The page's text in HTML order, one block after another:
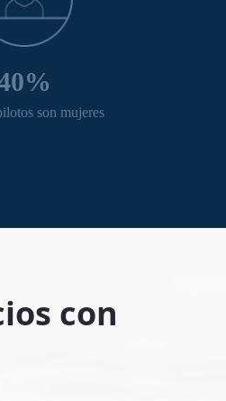
son mujeres
con